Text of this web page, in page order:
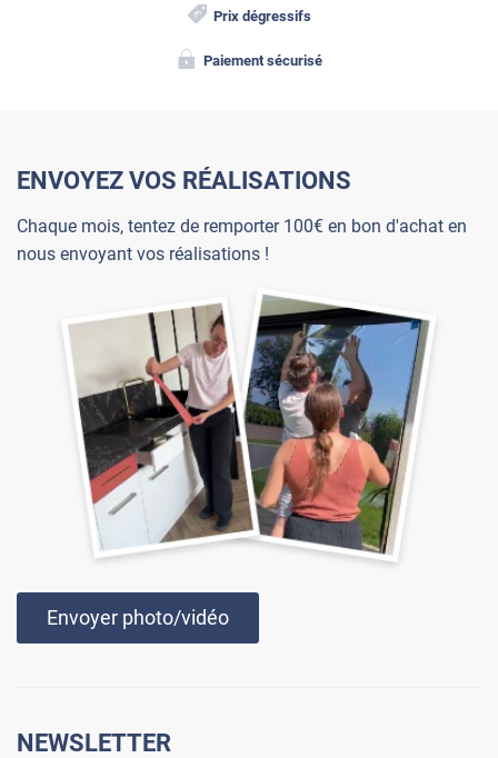
Prix dégressifs
Paiement sécurisé
ENVOYEZ VOS RÉALISATIONS
Chaque mois, tentez de remporter 100€ en bon d'achat en
nous envoyant vos réalisations !
Envoyer photo/vidéo
NEWSLETTER